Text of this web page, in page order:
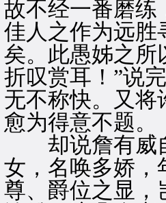
故不经一番磨练
佳人之作为远胜
矣。此愚姊之所
折叹赏耳！”说
无不称快。又将
愈为得意不题。
却说詹有威自
女，名唤多娇，
尊、爵位之显，